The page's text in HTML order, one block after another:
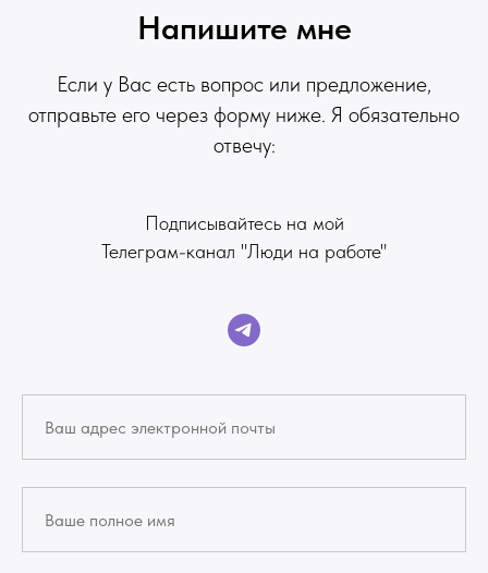
Напишите мне
Если у Вас есть вопрос или предложение,
отправьте его через форму ниже. Я обязательно
отвечу:
Подписывайтесь на мой
Телеграм-канал "Люди на работе"